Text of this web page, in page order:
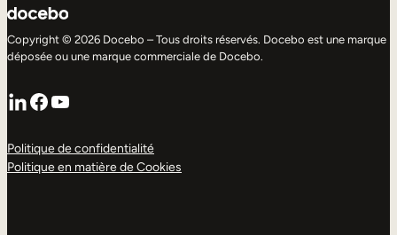
Copyright © 2026 Docebo – Tous droits réservés. Docebo est une marque
déposée ou une marque commerciale de Docebo.
LinkedIn
Facebook
YouTube
Politique de confidentialité
Politique en matière de Cookies